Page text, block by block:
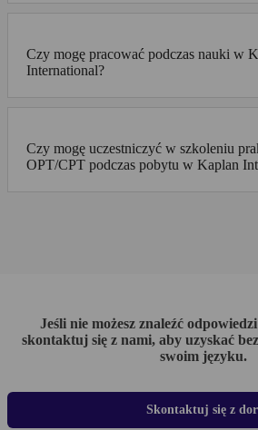
Czy mogę pracować podczas nauki w
International?
Czy mogę uczestniczyć w szkoleniu
OPT/CPT podczas pobytu w Kaplan
Jeśli nie możesz znaleźć
skontaktuj się z nami, aby uzyskać
swoim języku.
Skontaktuj się z